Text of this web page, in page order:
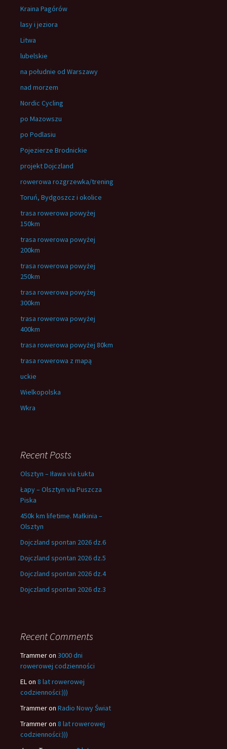
Kraina Pagórów
lasy i jeziora
Litwa
lubelskie
na południe od Warszawy
nad morzem
Nordic Cycling
po Mazowszu
po Podlasiu
Pojezierze Brodnickie
projekt Dojczland
rowerowa rozgrzewka/trening
Toruń, Bydgoszcz i okolice
trasa rowerowa powyżej
150km
trasa rowerowa powyżej
200km
trasa rowerowa powyżej
250km
trasa rowerowa powyżej
300km
trasa rowerowa powyżej
400km
trasa rowerowa powyżej 80km
trasa rowerowa z mapą
uckie
Wielkopolska
Wkra
Recent Posts
Olsztyn – Iława via Łukta
Łapy – Olsztyn via Puszcza
Piska
450k km lifetime. Małkinia –
Olsztyn
Dojczland spontan 2026 dz.6
Dojczland spontan 2026 dz.5
Dojczland spontan 2026 dz.4
Dojczland spontan 2026 dz.3
Recent Comments
Trammeron 3000 dni
rowerowej codzienności
ELon 8 lat rowerowej
codzienności:)))
Trammeron Radio Nowy Świat
Trammeron 8 lat rowerowej
codzienności:)))